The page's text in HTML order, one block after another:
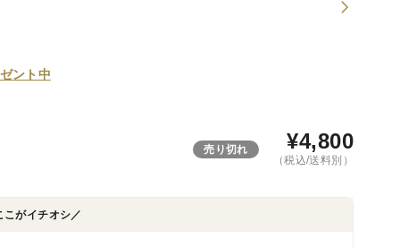
ント中
売り切れ ¥4,800
（税込/送料別）
こがイチオシ／